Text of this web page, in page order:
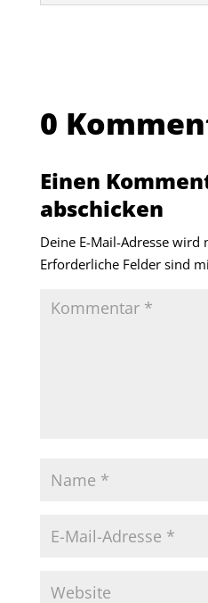
0
Einen
abschicken
Deine E-Mail-Adresse
Erforderliche Felder sind